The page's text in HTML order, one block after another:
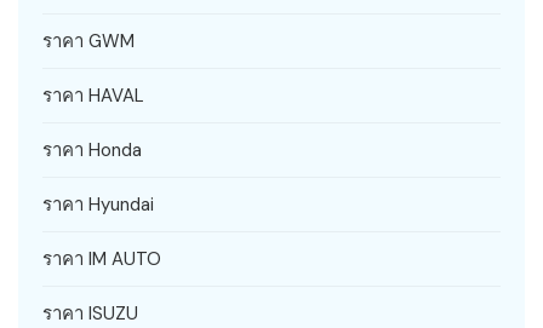
ราคา GWM
ราคา HAVAL
ราคา Honda
ราคา Hyundai
ราคา IM AUTO
ราคา ISUZU